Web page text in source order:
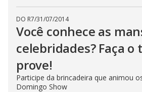
DO R7/31/07/2014
Você conhece as
celebridades? Faça o
prove!
Participe da brincadeira que animou
Domingo Show